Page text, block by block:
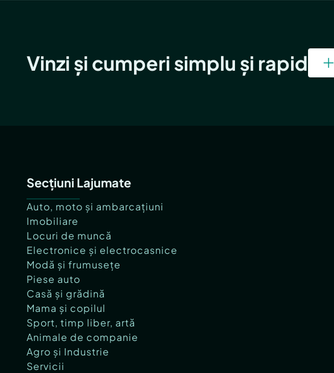
Vinzi și cumperi simplu și rapid
Secțiuni Lajumate
Auto, moto și ambarcațiuni
Imobiliare
Locuri de muncă
Electronice și electrocasnice
Modă și frumusețe
Piese auto
Casă și grădină
Mama și copilul
Sport, timp liber, artă
Animale de companie
Agro și Industrie
Servicii